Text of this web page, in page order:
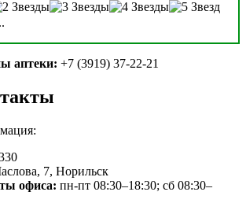
аптеки: +7 (3919) 37-22-21
7, Норильск
офиса: пн-пт 08:30–18:30; сб 08:30–